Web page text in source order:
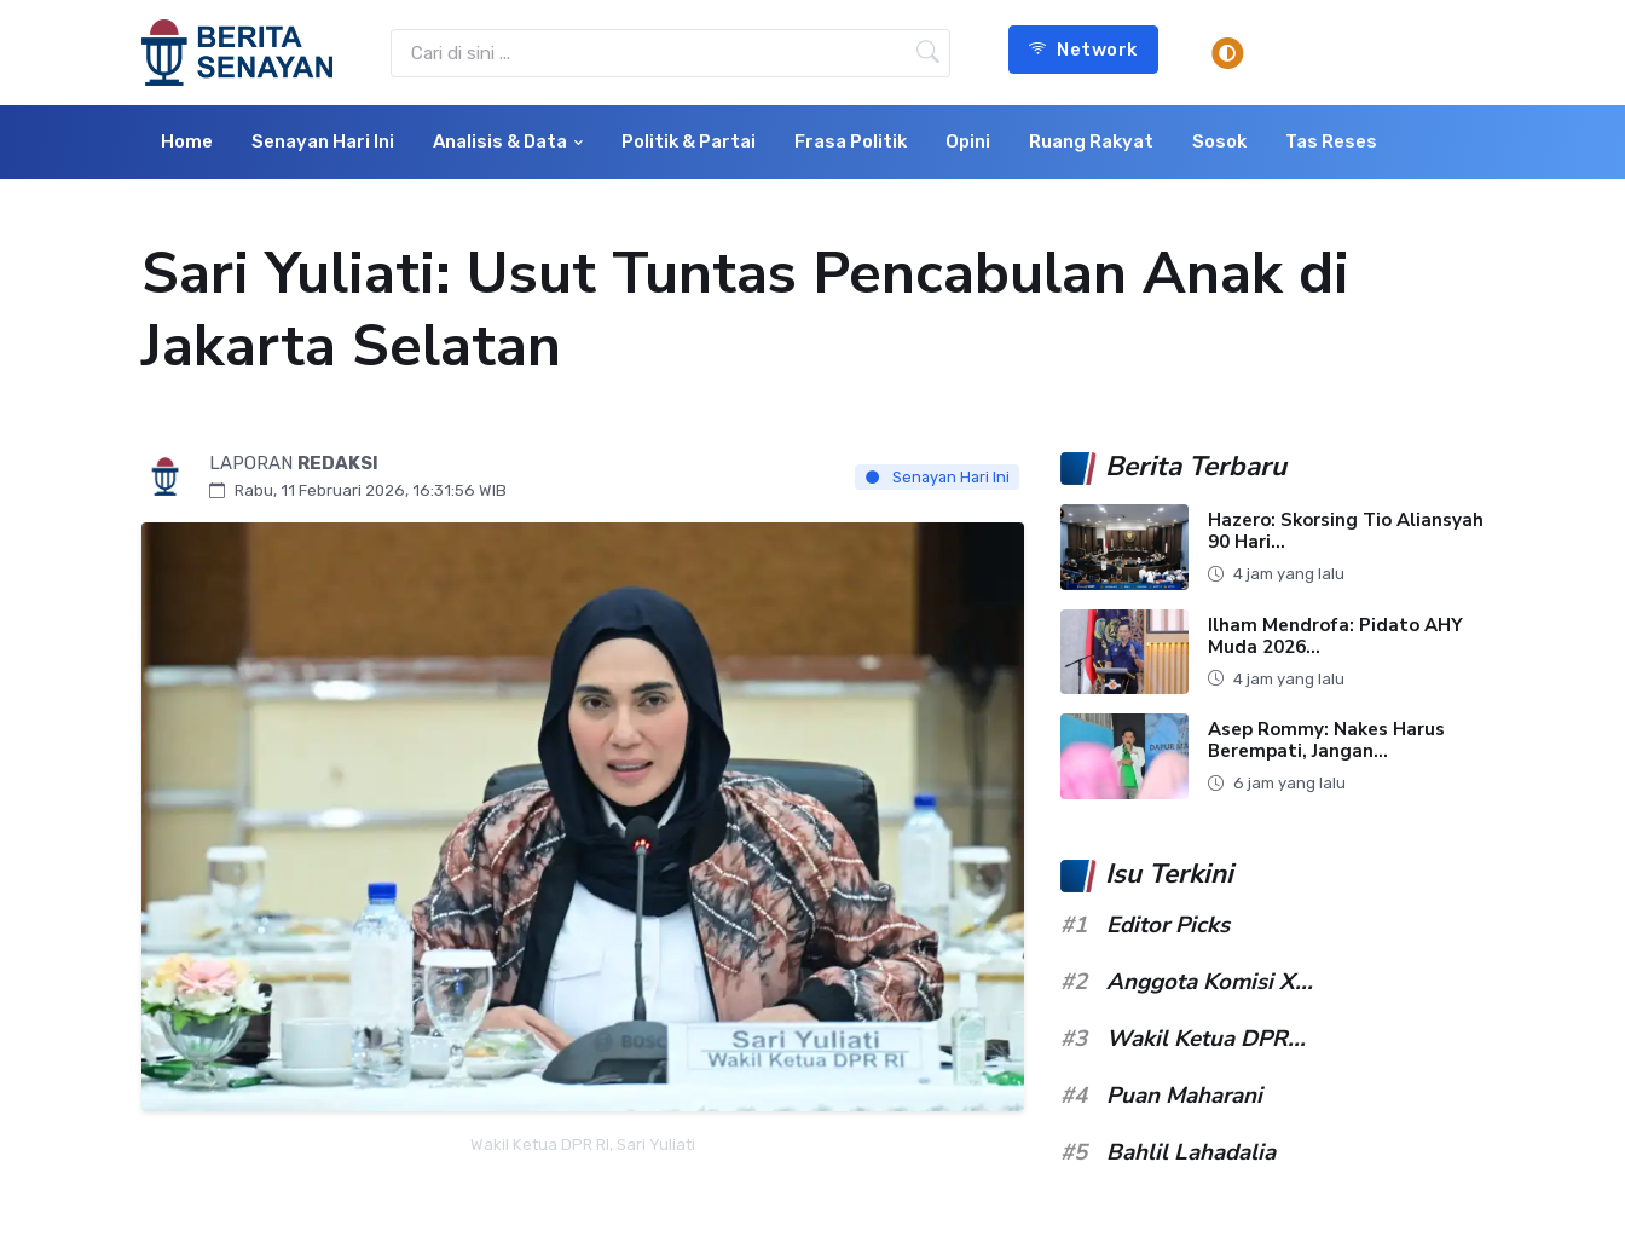
Network
Home Senayan Hari Ini Analisis & Data Politik & Partai Frasa Politik Opini Ruang Rakyat Sosok Tas Reses
Sari Yuliati: Usut Tuntas Pencabulan Anak di
Jakarta Selatan
LAPORAN REDAKSI
Rabu, 11 Februari 2026, 16:31:56 WIB
Senayan Hari Ini
Wakil Ketua DPR RI, Sari Yuliati
Berita Terbaru
Hazero: Skorsing Tio Aliansyah
90 Hari...
4 jam yang lalu
Ilham Mendrofa: Pidato AHY
Muda 2026...
4 jam yang lalu
Asep Rommy: Nakes Harus
Berempati, Jangan...
6 jam yang lalu
Isu Terkini
#1
Editor Picks
#2
Anggota Komisi X...
#3
Wakil Ketua DPR...
#4
Puan Maharani
#5
Bahlil Lahadalia